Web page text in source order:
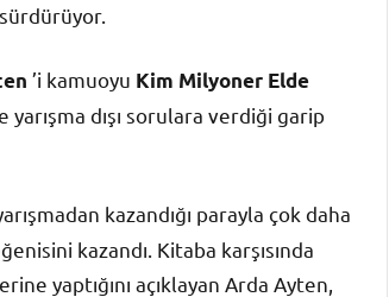
’i kamuoyu Kim Milyoner Elde
dışı sorulara verdiği garip
yarışmadan kazandığı parayla çok daha
kazandı. Kitaba karşısında
yaptığını açıklayan Arda Ayten,